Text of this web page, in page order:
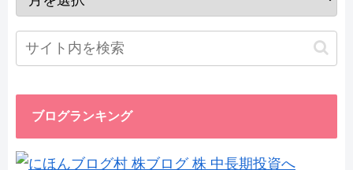
ブログランキング